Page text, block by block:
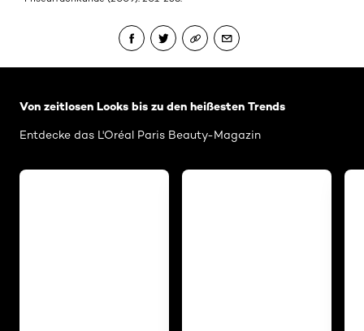
Von zeitlosen Looks bis zu den heißesten Trends
Entdecke das L'Oréal Paris Beauty-Magazin